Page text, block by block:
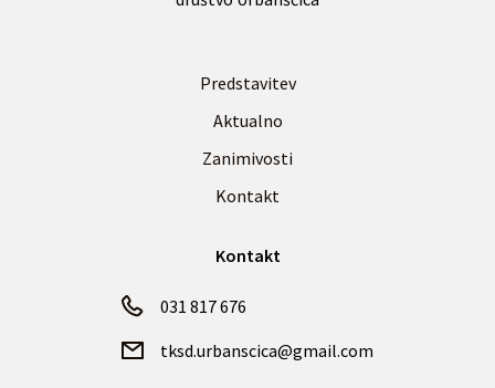
Predstavitev
Aktualno
Zanimivosti
Kontakt
Kontakt
031 817 676
tksd.urbanscica@gmail.com